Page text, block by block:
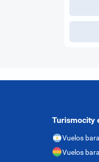
Turismocity
Vuelos
Vuelos